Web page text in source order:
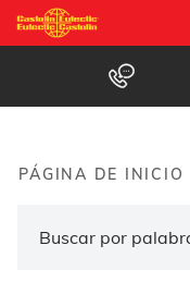
Pasar
al
principal
Buscador
PÁGINA DE INICIO